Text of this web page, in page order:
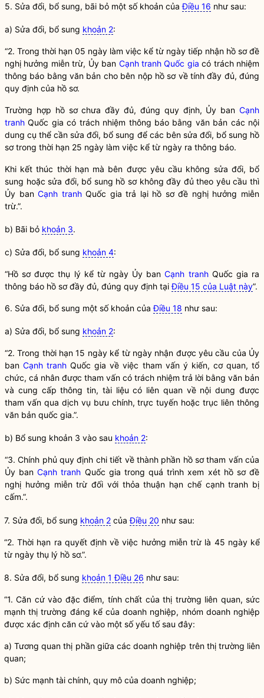
5. Sửa đổi, bổ sung, bãi bỏ một số khoản củaĐiều 16 như sau:
a) Sửa đổi, bổ sung khoản 2:
“2. Trong thời hạn 05 ngày làm việc kể từ ngày tiếp nhận hồ sơ đề
nghị hưởng miễn trừ, Ủy ban Cạnh tranh Quốc gia có trách nhiệm
thông báo bằng văn bản cho bên nộp hồ sơ về tính đầy đủ, đúng
quy định của hồ sơ.
Trường hợp hồ sơ chưa đầy đủ, đúng quy định, Ủy ban Cạnh
tranh Quốc gia có trách nhiệm thông báo bằng văn bản các nội
dung cụ thể cần sửa đổi, bổ sung để các bên sửa đổi, bổ sung hồ
sơ trong thời hạn 25 ngày làm việc kể từ ngày ra thông báo.
Khi kết thúc thời hạn mà bên được yêu cầu không sửa đổi, bổ
sung hoặc sửa đổi, bổ sung hồ sơ không đầy đủ theo yêu cầu thì
Ủy banCạnh tranh Quốc gia trả lại hồ sơ đề nghị hưởng miễn
trừ.”.
b) Bãi bỏ khoản 3.
c) Sửa đổi, bổ sung khoản 4:
“Hồ sơ được thụ lý kể từ ngày Ủy banCạnh tranh Quốc gia ra
thông báo hồ sơ đầy đủ, đúng quy định tạiĐiều 15 của Luật này”.
6. Sửa đổi, bổ sung một số khoản củaĐiều 18 như sau:
a) Sửa đổi, bổ sung khoản 2:
“2. Trong thời hạn 15 ngày kể từ ngày nhận được yêu cầu của Ủy
banCạnh tranh Quốc gia về việc tham vấn ý kiến, cơ quan, tổ
chức, cá nhân được tham vấn có trách nhiệm trả lời bằng văn bản
và cung cấp thông tin, tài liệu có liên quan về nội dung được
tham vấn qua dịch vụ bưu chính, trực tuyến hoặc trục liên thông
văn bản quốc gia.”.
b) Bổ sung khoản 3 vào sau khoản 2:
“3. Chính phủ quy định chi tiết về thành phần hồ sơ tham vấn của
Ủy banCạnh tranh Quốc gia trong quá trình xem xét hồ sơ đề
nghị hưởng miễn trừ đối với thỏa thuận hạn chế cạnh tranh bị
cấm.”.
7. Sửa đổi, bổ sung khoản 2 củaĐiều 20 như sau:
“2. Thời hạn ra quyết định về việc hưởng miễn trừ là 45 ngày kể
từ ngày thụ lý hồ sơ.”.
8. Sửa đổi, bổ sung khoản 1 Điều 26 như sau:
“1. Căn cứ vào đặc điểm, tính chất của thị trường liên quan, sức
mạnh thị trường đáng kể của doanh nghiệp, nhóm doanh nghiệp
được xác định căn cứ vào một số yếu tố sau đây:
a) Tương quan thị phần giữa các doanh nghiệp trên thị trường liên
quan;
b) Sức mạnh tài chính, quy mô của doanh nghiệp;